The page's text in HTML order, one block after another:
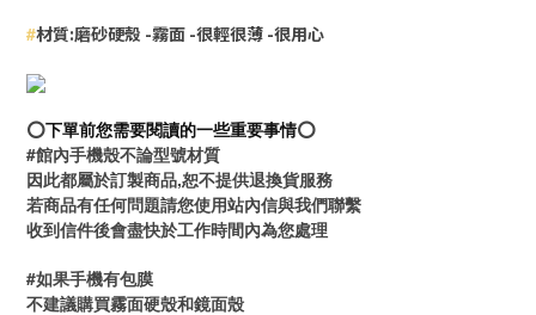
#材質:磨砂硬殼 -霧面 -很輕很薄 -很用心
⭕️下單前您需要閱讀的一些重要事情⭕️
#館內手機殼不論型號材質
因此都屬於訂製商品,恕不提供退換貨服務
若商品有任何問題請您使用站內信與我們聯繫
收到信件後會盡快於工作時間內為您處理
#如果手機有包膜
不建議購買霧面硬殼和鏡面殼